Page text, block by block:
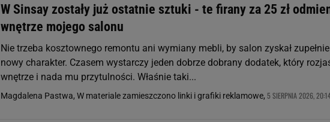
W Sinsay zostały już ostatnie sztuki - te firany za 25 zł
wnętrze mojego salonu
Nie trzeba kosztownego remontu ani wymiany mebli, by salon zyskał zupełnie
nowy charakter. Czasem wystarczy jeden dobrze dobrany dodatek, który
wnętrze i nada mu przytulności. Właśnie taki...
Magdalena Pastwa, W materiale zamieszczono linki i grafiki reklamowe, 5 SIERPNIA 2026,